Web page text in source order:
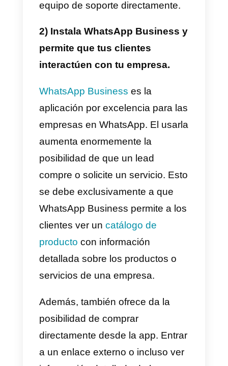
ayudaran en tu negocio
por WhatsApp
muchísimos negocios hoy en día
trabajan con WhatsApp de forma
independiente o usando
herramientas externas como
Callbell. Esto sin duda ha
incrementado enormemente la
necesidad de disponer de
estrategias que permitan mejorar
el desempeño de los negocios
dicha plataforma. Por esta razón
traemos las mejores estrategias
de venta por WhatsApp.
1) Usa los anuncios en